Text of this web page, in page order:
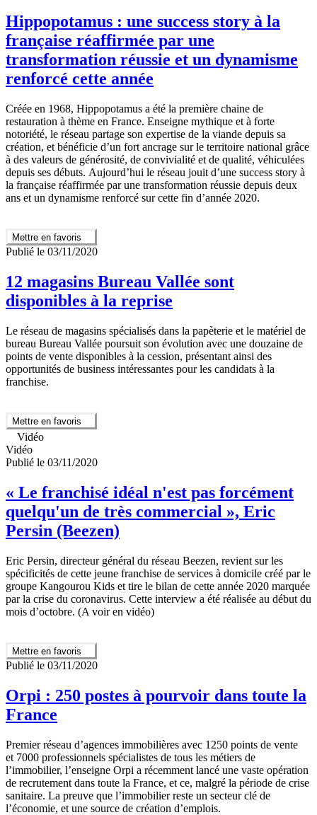
Hippopotamus : une success story à la
française réaffirmée par une
transformation réussie et un dynamisme
renforcé cette année
Créée en 1968, Hippopotamus a été la première chaine de
restauration à thème en France. Enseigne mythique et à forte
notoriété, le réseau partage son expertise de la viande depuis sa
création, et bénéficie d’un fort ancrage sur le territoire national grâce
à des valeurs de générosité, de convivialité et de qualité, véhiculées
depuis ses débuts. Aujourd’hui le réseau jouit d’une success story à
la française réaffirmée par une transformation réussie depuis deux
ans et un dynamisme renforcé sur cette fin d’année 2020.
Mettre en favoris
Publié le 03/11/2020
12 magasins Bureau Vallée sont
disponibles à la reprise
Le réseau de magasins spécialisés dans la papèterie et le matériel de
bureau Bureau Vallée poursuit son évolution avec une douzaine de
points de vente disponibles à la cession, présentant ainsi des
opportunités de business intéressantes pour les candidats à la
franchise.
Mettre en favoris
Vidéo
Vidéo
Publié le 03/11/2020
« Le franchisé idéal n'est pas forcément
quelqu'un de très commercial », Eric
Persin (Beezen)
Eric Persin, directeur général du réseau Beezen, revient sur les
spécificités de cette jeune franchise de services à domicile créé par le
groupe Kangourou Kids et tire le bilan de cette année 2020 marquée
par la crise du coronavirus. Cette interview a été réalisée au début du
mois d’octobre. (A voir en vidéo)
Mettre en favoris
Publié le 03/11/2020
Orpi : 250 postes à pourvoir dans toute la
France
Premier réseau d’agences immobilières avec 1250 points de vente
et 7000 professionnels spécialistes de tous les métiers de
l’immobilier, l’enseigne Orpi a récemment lancé une vaste opération
de recrutement dans toute la France, et ce, malgré la période de crise
sanitaire. La preuve que l’immobilier reste un secteur clé de
l’économie, et une source de création d’emplois.